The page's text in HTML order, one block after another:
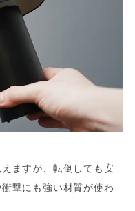
ますが、転倒しても安
撃にも強い材質が使わ